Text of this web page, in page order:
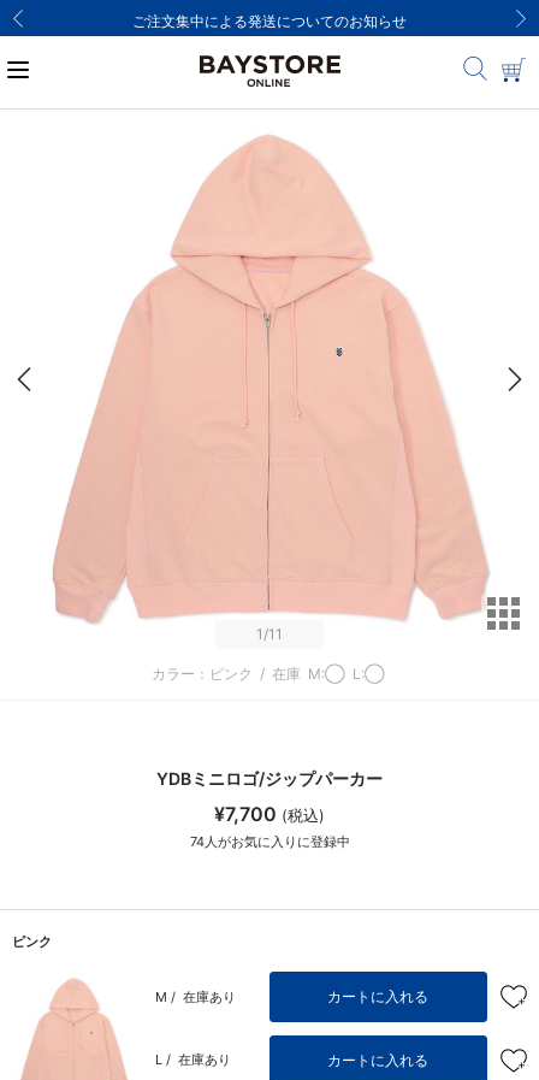
ご注文集中による発送についてのお知らせ
1/11
カラー：ピンク / 在庫 M:◯ L:◯
YDBミニロゴ/ジップパーカー
¥7,700 (税込)
74人がお気に入りに登録中
ピンク
M / 在庫あり カートに入れる
L / 在庫あり カートに入れる